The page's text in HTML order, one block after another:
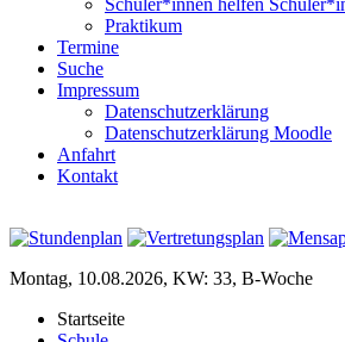
Schüler*innen helfen
Praktikum
Termine
Suche
Impressum
Datenschutzerklärung
Datenschutzerklärung Moodle
Anfahrt
Kontakt
Montag, 10.08.2026, KW: 33, B-Woche
Startseite